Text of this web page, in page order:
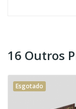
16 Outros
Esgotado